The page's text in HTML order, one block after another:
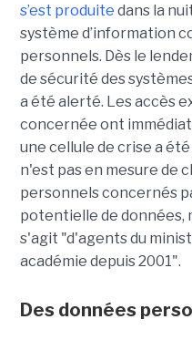
s’est produite dans la
système d’information
personnels. Dès le
de sécurité des
a été alerté. Les accès
concernée ont
une cellule de crise a
n'est pas en mesure de
personnels concernés
potentielle de données,
s'agit "d'agents du
académie depuis 2001".
Des données